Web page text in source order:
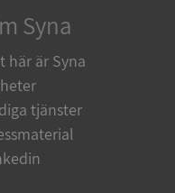
Syna
här är Syna
tjänster
Corporation
de.syna.se
Corporation